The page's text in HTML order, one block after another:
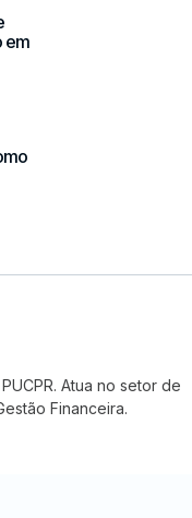
em
Atua no setor de
Financeira.